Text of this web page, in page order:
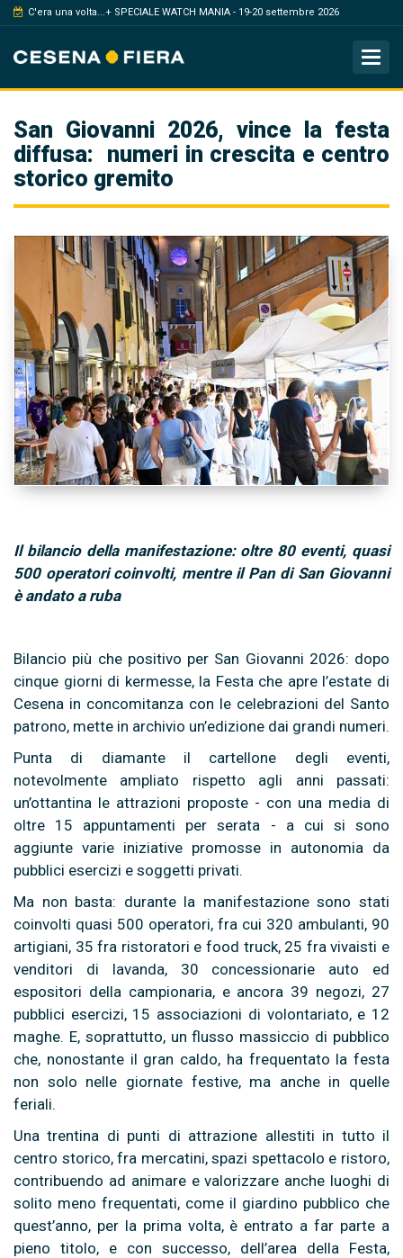
C'era una volta...+ SPECIALE WATCH MANIA - 19-20 settembre 2026
San Giovanni 2026, vince la festa
diffusa: numeri in crescita e centro
storico gremito
Il bilancio della manifestazione: oltre 80 eventi, quasi
500 operatori coinvolti, mentre il Pan di San Giovanni
è andato a ruba
Bilancio più che positivo per San Giovanni 2026: dopo
cinque giorni di kermesse, la Festa che apre l’estate di
Cesena in concomitanza con le celebrazioni del Santo
patrono, mette in archivio un’edizione dai grandi numeri.
Punta di diamante il cartellone degli eventi,
notevolmente ampliato rispetto agli anni passati:
un’ottantina le attrazioni proposte - con una media di
oltre 15 appuntamenti per serata - a cui si sono
aggiunte varie iniziative promosse in autonomia da
pubblici esercizi e soggetti privati.
Ma non basta: durante la manifestazione sono stati
coinvolti quasi 500 operatori, fra cui 320 ambulanti, 90
artigiani, 35 fra ristoratori e food truck, 25 fra vivaisti e
venditori di lavanda, 30 concessionarie auto ed
espositori della campionaria, e ancora 39 negozi, 27
pubblici esercizi, 15 associazioni di volontariato, e 12
maghe. E, soprattutto, un flusso massiccio di pubblico
che, nonostante il gran caldo, ha frequentato la festa
non solo nelle giornate festive, ma anche in quelle
feriali.
Una trentina di punti di attrazione allestiti in tutto il
centro storico, fra mercatini, spazi spettacolo e ristoro,
contribuendo ad animare e valorizzare anche luoghi di
solito meno frequentati, come il giardino pubblico che
quest’anno, per la prima volta, è entrato a far parte a
pieno titolo, e con successo, dell’area della Festa,